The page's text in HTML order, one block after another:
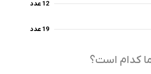
12 عدد
19 عدد
کدام است؟